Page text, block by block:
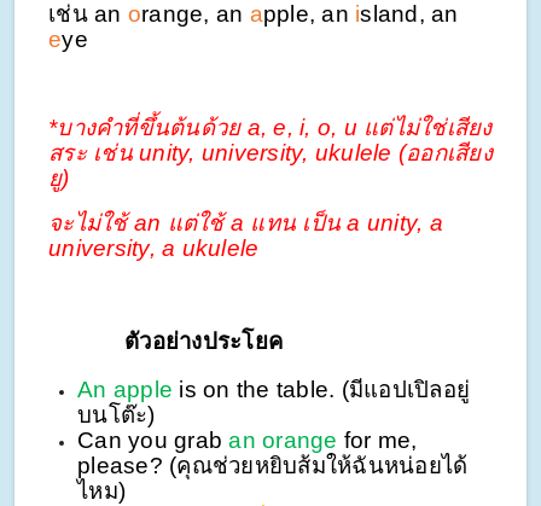
เช่น an orange, an apple, an island, an
eye
*บางคำที่ขึ้นต้นด้วย a, e, i, o, u แต่ไม่ใช่เสียง
สระ เช่น unity, university, ukulele (ออกเสียง
ยู)
จะไม่ใช้ an แต่ใช้ a แทน เป็น a unity, a
university, a ukulele
ตัวอย่างประโยค
An apple is on the table. (มีแอปเปิลอยู่
บนโต๊ะ)
Can you graban orange for me,
please? (คุณช่วยหยิบส้มให้ฉันหน่อยได้
ไหม)